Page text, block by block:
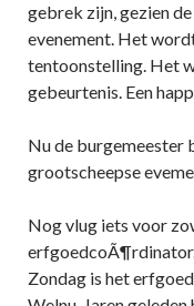
gebrek zijn, gezien
evenement. Het
tentoonstelling. Het
gebeurtenis. Een
Nu de burgemeester
grootscheepse
Nog vlug iets voor
Zondag is het